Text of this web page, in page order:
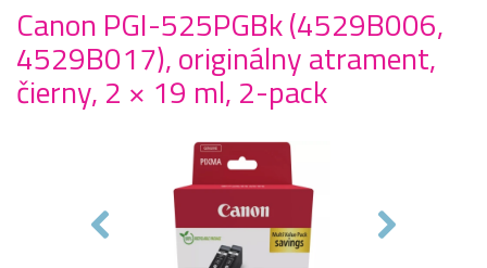
Canon PGI-525PGBk (4529B006,
4529B017), originálny atrament,
čierny, 2 × 19 ml, 2-pack